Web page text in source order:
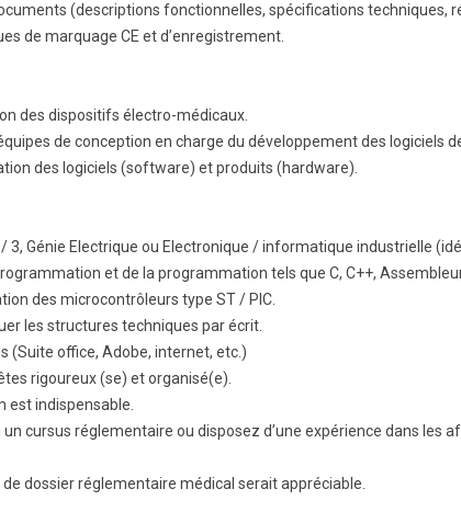
(descriptions fonctionnelles, spécifications techniques,
de marquage CE et d’enregistrement.
des dispositifs électro-médicaux.
de conception en charge du développement des logiciels
des logiciels (software) et produits (hardware).
3, Génie Electrique ou Electronique / informatique industrielle
et de la programmation tels que C, C++,
des microcontrôleurs type ST / PIC.
les structures techniques par écrit.
(Suite office, Adobe, internet, etc.)
rigoureux (se) et organisé(e).
est indispensable.
cursus réglementaire ou disposez d’une expérience dans les
dossier réglementaire médical serait appréciable.